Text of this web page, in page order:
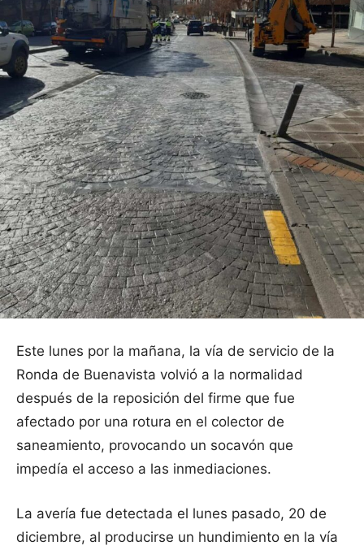
Este lunes por la mañana, la vía de servicio de la
Ronda de Buenavista volvió a la normalidad
después de la reposición del firme que fue
afectado por una rotura en el colector de
saneamiento, provocando un socavón que
impedía el acceso a las inmediaciones.
La avería fue detectada el lunes pasado, 20 de
diciembre, al producirse un hundimiento en la vía